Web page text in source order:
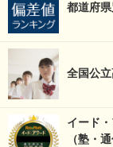
都道府
全国公立
イード
（塾・